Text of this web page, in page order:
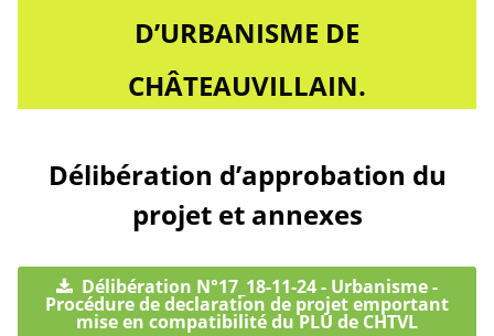
D’URBANISME DE
CHÂTEAUVILLAIN.
Délibération d’approbation du
projet et annexes
Délibération N°17_18-11-24 - Urbanisme -
Procédure de declaration de projet emportant
mise en compatibilité du PLU de CHTVL